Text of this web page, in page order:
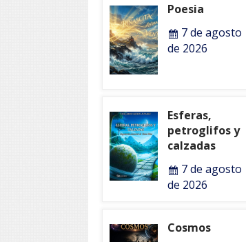
Poesia
7 de agosto
de 2026
Esferas,
petroglifos y
calzadas
7 de agosto
de 2026
Cosmos